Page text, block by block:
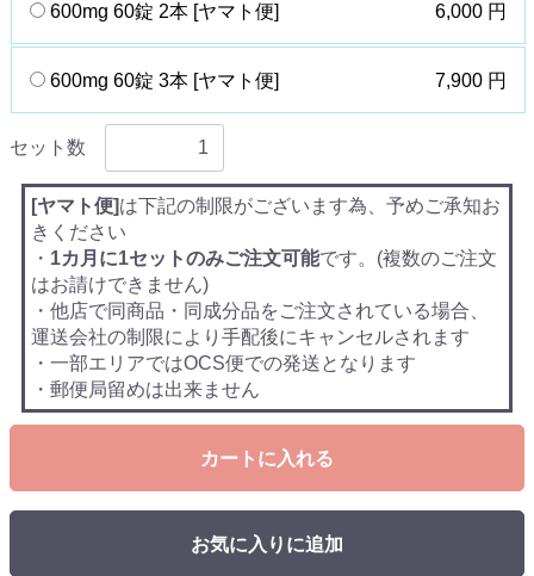
600mg 60錠 2本 [ヤマト便] 6,000 円
600mg 60錠 3本 [ヤマト便] 7,900 円
セット数
[ヤマト便]は下記の制限がございます為、予めご承知お
きください
・ 1カ月に1セットのみご注文可能です。(複数のご注文
はお請けできません)
・他店で同商品・同成分品をご注文されている場合、
運送会社の制限により手配後にキャンセルされます
・一部エリアではOCS便での発送となります
・郵便局留めは出来ません
カートに入れる
お気に入りに追加